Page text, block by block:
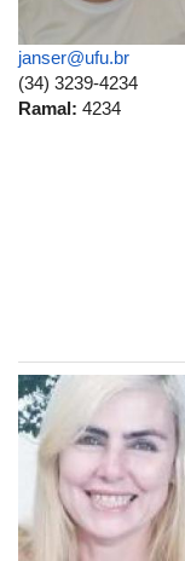
janser@ufu.br
(34) 3239-4234
Ramal: 4234